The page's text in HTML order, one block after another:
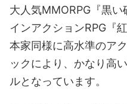
大人気MMORPG『黒
インアクションRPG『
本家同様に高水準のア
ックにより、かなり高
ルとなっています。